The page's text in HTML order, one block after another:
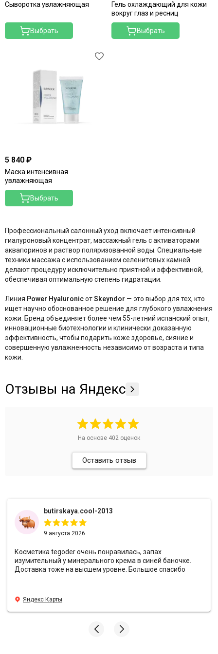
Metatron
Neoretin Discrom Control
Peel Medical
Phytoceane
Phytomer
Resedaodor
Reviderm
Skincouture
Skinosophy
Skintellectual Solutions
Theraphyto
Tete
VERAMORE
VIE
Vivax
Сыворотка увлажняющая
Выбрать
Гель охлаждающий для кожи
вокруг глаз и ресниц
Выбрать
5 840 ₽
Маска интенсивная
увлажняющая
Выбрать
Профессиональный салонный уход включает интенсивный
гиалуроновый концентрат, массажный гель с активаторами
аквапоринов и раствор поляризованной воды. Специальные
техники массажа с использованием селенитовых камней
делают процедуру исключительно приятной и эффективной,
обеспечивая оптимальную степень гидратации
Линия Power HyaluronicотSkeyndor — это выбор для тех, кто
ищет научно обоснованное решение для глубокого увлажнения
кожи. Бренд объединяет более чем 55-летний испанский опыт,
инновационные биотехнологии и клинически доказанную
эффективность, чтобы подарить коже здоровье, сияние и
совершенную увлажненность независимо от возраста и типа
кожи.
Отзывы на Яндекс
На основе 402 оценок
Оставить отзыв
butirskaya.cool-2013
9 августа 2026
Косметика tegoder очень понравилась, запах
изумительный у минерального крема в синей баночке.
Доставка тоже на высшем уровне. Большое спасибо
Яндекс Карты